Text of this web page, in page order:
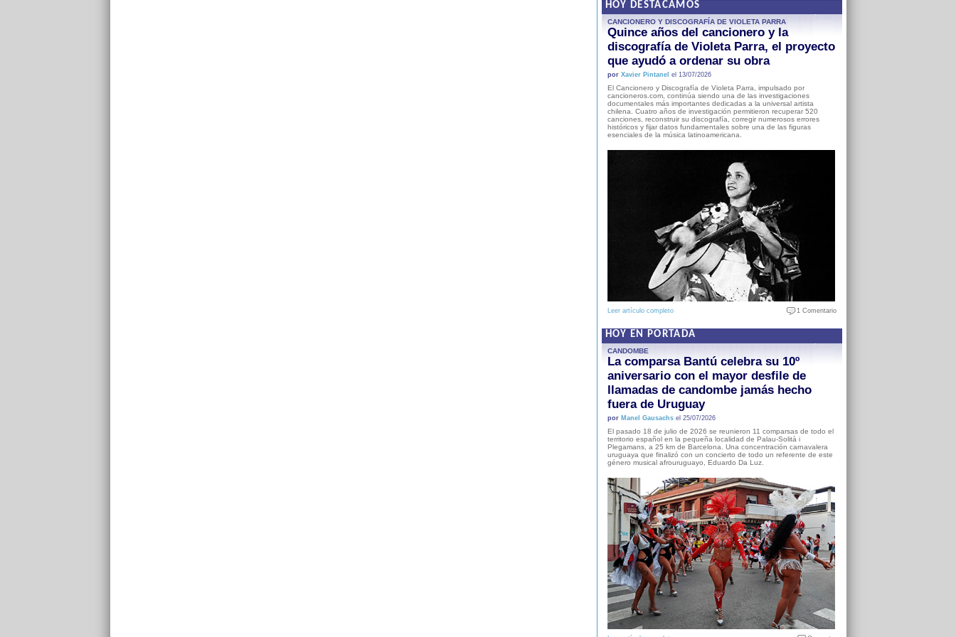
HOY DESTACAMOS
CANCIONERO Y DISCOGRAFÍA DE VIOLETA PARRA
Quince años del cancionero y la
discografía de Violeta Parra, el proyecto
que ayudó a ordenar su obra
por Xavier Pintanel el 13/07/2026
El Cancionero y Discografía de Violeta Parra, impulsado por
cancioneros.com, continúa siendo una de las investigaciones
documentales más importantes dedicadas a la universal artista
chilena. Cuatro años de investigación permitieron recuperar 520
canciones, reconstruir su discografía, corregir numerosos errores
históricos y fijar datos fundamentales sobre una de las figuras
esenciales de la música latinoamericana.
Leer artículo completo 1 Comentario
HOY EN PORTADA
CANDOMBE
La comparsa Bantú celebra su 10º
aniversario con el mayor desfile de
llamadas de candombe jamás hecho
fuera de Uruguay
por Manel Gausachsel 25/07/2026
El pasado 18 de julio de 2026 se reunieron 11 comparsas de todo el
territorio español en la pequeña localidad de Palau-Solità i
Plegamans, a 25 km de Barcelona. Una concentración carnavalera
uruguaya que finalizó con un concierto de todo un referente de este
género musical afrouruguayo, Eduardo Da Luz.